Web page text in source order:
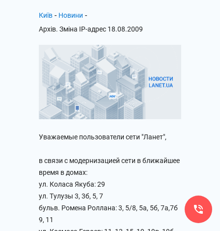
Київ - Новини -
Архів. Зміна IP-адрес 18.08.2009
Уважаемые пользователи сети "Ланет",
в связи с модернизацией сети в ближайшее
время в домах:
ул. Коласа Якуба: 29
ул. Тулузы 3, 3б, 5, 7
бульв. Ромена Роллана: 3, 5/8, 5а, 5б, 7а,7б
9, 11